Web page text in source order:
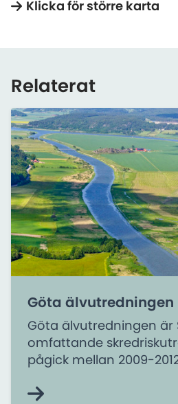
Klicka för större karta
Relaterat
Göta älvutredningen
Göta älvutredningen är
omfattande
pågick mellan 2009-